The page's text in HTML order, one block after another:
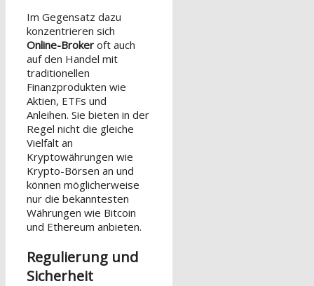
Im Gegensatz dazu
konzentrieren sich
Online-Broker oft auch
auf den Handel mit
traditionellen
Finanzprodukten wie
Aktien, ETFs und
Anleihen. Sie bieten in der
Regel nicht die gleiche
Vielfalt an
Kryptowährungen wie
Krypto-Börsen an und
können möglicherweise
nur die bekanntesten
Währungen wie Bitcoin
und Ethereum anbieten.
Regulierung und
Sicherheit